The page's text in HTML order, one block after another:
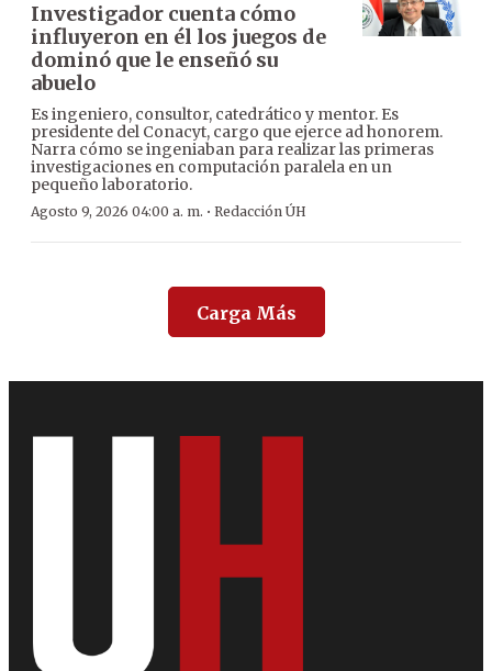
Investigador cuenta cómo
influyeron en él los juegos de
dominó que le enseñó su
abuelo
Es ingeniero, consultor, catedrático y mentor. Es
presidente del Conacyt, cargo que ejerce ad honorem.
Narra cómo se ingeniaban para realizar las primeras
investigaciones en computación paralela en un
pequeño laboratorio.
Agosto 9, 2026 04:00 a. m. · Redacción ÚH
Carga Más